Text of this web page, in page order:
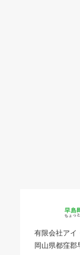
有限会社アイ
岡山県都窪